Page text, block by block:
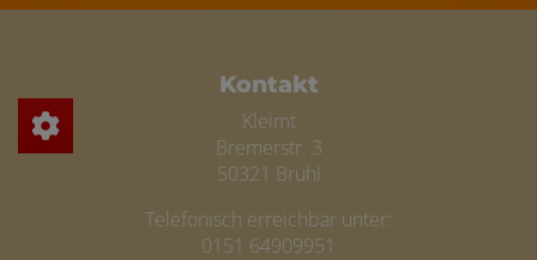
FOOTER - KONTAKTDATEN UND
Kontakt
Kleimt
Bremerstr. 3
50321 Brühl
Telefonisch erreichbar unter:
0151 64909951